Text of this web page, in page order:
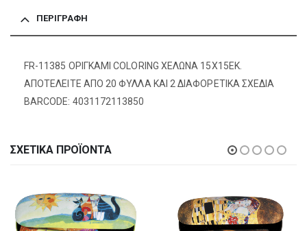
ΠΕΡΙΓΡΑΦΉ
FR-11385 ΟΡΙΓΚΑΜΙ COLORING ΧΕΛΩΝΑ 15X15EK.
ΑΠΟΤΕΛΕΙΤΕ ΑΠΟ 20 ΦΥΛΛΑ ΚΑΙ 2 ΔΙΑΦΟΡΕΤΙΚΑ ΣΧΕΔΙΑ
BARCODE: 4031172113850
ΣΧΕΤΙΚΆ ΠΡΟΪΌΝΤΑ